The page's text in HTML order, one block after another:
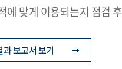
에 맞게 이용되는지 점검
보고서 보기